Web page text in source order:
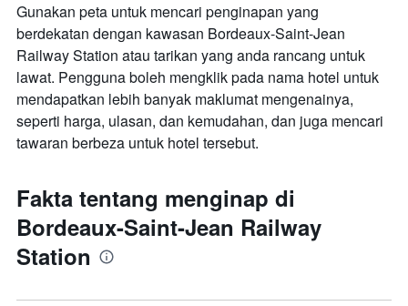
Gunakan peta untuk mencari penginapan yang
berdekatan dengan kawasan Bordeaux-Saint-Jean
Railway Station atau tarikan yang anda rancang untuk
lawat. Pengguna boleh mengklik pada nama hotel untuk
mendapatkan lebih banyak maklumat mengenainya,
seperti harga, ulasan, dan kemudahan, dan juga mencari
tawaran berbeza untuk hotel tersebut.
Fakta tentang menginap di
Bordeaux-Saint-Jean Railway
Station